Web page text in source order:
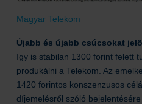
Magyar Telekom
Újabb és újabb csúcsokat
így is stabilan 1300 forint felett
produkálni a Telekom. Az
1420 forintos konszenzusos
díjemelésről szóló